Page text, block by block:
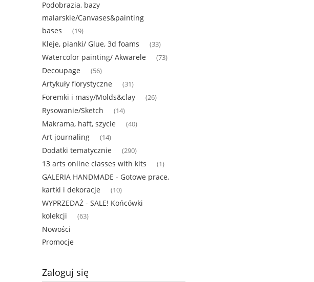
Podobrazia, bazy
malarskie/Canvases&painting
bases
(19)
Kleje, pianki/ Glue, 3d foams (33)
Watercolor painting/ Akwarele (73)
Decoupage (56)
Artykuły florystyczne (31)
Foremki i masy/Molds&clay (26)
Rysowanie/Sketch (14)
Makrama, haft, szycie (40)
Art journaling (14)
Dodatki tematycznie (290)
13 arts online classes with kits (1)
GALERIA HANDMADE - Gotowe prace,
kartki i dekoracje
(10)
WYPRZEDAŻ - SALE! Końcówki
kolekcji
(63)
Nowości
Promocje
Zaloguj się